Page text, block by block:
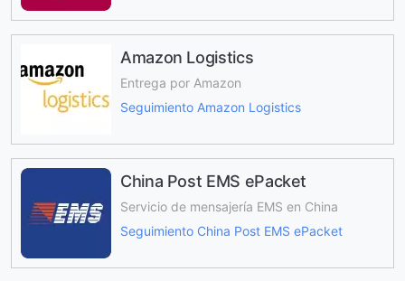
Amazon Logistics
Entrega por Amazon
Seguimiento Amazon Logistics
China Post EMS ePacket
Servicio de mensajería EMS en China
Seguimiento China Post EMS ePacket